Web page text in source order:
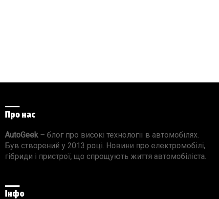
Про нас
AutoGeek – блог про високі технології в автомобілях.
Був створений у 2013 році. Новини про електромобілі,
гібриди і пристрої, що спрощують життя автомобіліста.
Інфо